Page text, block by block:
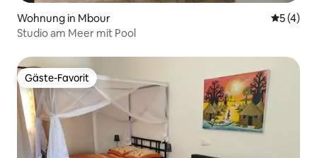
Wohnung in Mbour
5 (4)
Studio am Meer mit Pool
Gäste-Favorit
Gäste-Favorit